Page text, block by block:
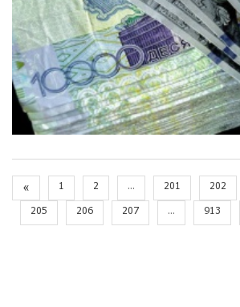
« 1 2 ... 201 202
205
206 207 ... 913